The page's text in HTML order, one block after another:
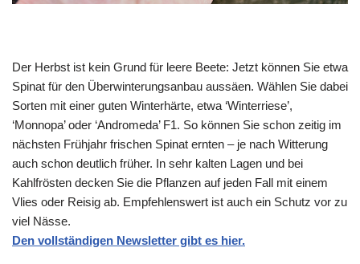
Der Herbst ist kein Grund für leere Beete: Jetzt können Sie etwa
Spinat für den Überwinterungsanbau aussäen. Wählen Sie dabei
Sorten mit einer guten Winterhärte, etwa ‘Winterriese’,
‘Monnopa’ oder ‘Andromeda’ F1. So können Sie schon zeitig im
nächsten Frühjahr frischen Spinat ernten – je nach Witterung
auch schon deutlich früher. In sehr kalten Lagen und bei
Kahlfrösten decken Sie die Pflanzen auf jeden Fall mit einem
Vlies oder Reisig ab. Empfehlenswert ist auch ein Schutz vor zu
viel Nässe.
Den vollständigen Newsletter gibt es hier.